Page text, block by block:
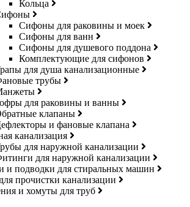
Кольца
Сифоны для раковины и моек
Сифоны для ванн
Сифоны для душевого поддона
Комплектующие для сифонов
для душа канализационные
трубы
для раковины и ванны
клапаны
и фановые клапана
канализация
для наружной канализации
для наружной канализации
и подводки для стиральных машин
прочистки канализации
и хомуты для труб